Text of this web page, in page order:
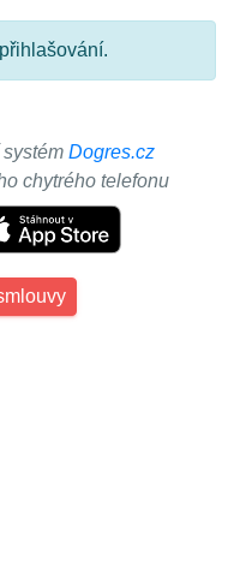
Dogres.cz
chytrého telefonu